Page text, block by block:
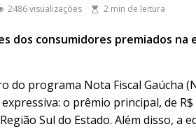
2486 visualizações 2 min de leitura
dos consumidores premiados na
do programa Nota Fiscal Gaúcha
o prêmio principal, de
Sul do Estado. Além disso, a